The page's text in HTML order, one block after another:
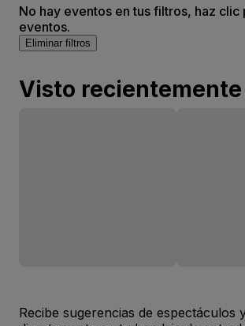
No hay eventos en tus filtros, haz clic
eventos.
Eliminar filtros
Visto recientemente
Recibe sugerencias de espectáculos